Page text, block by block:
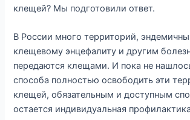
клещей? Мы подготовили ответ.
В России много территорий,
клещевому энцефалиту и другим
передаются клещами. И пока не
способа полностью освободить эти
клещей, обязательным и доступным
остается индивидуальная